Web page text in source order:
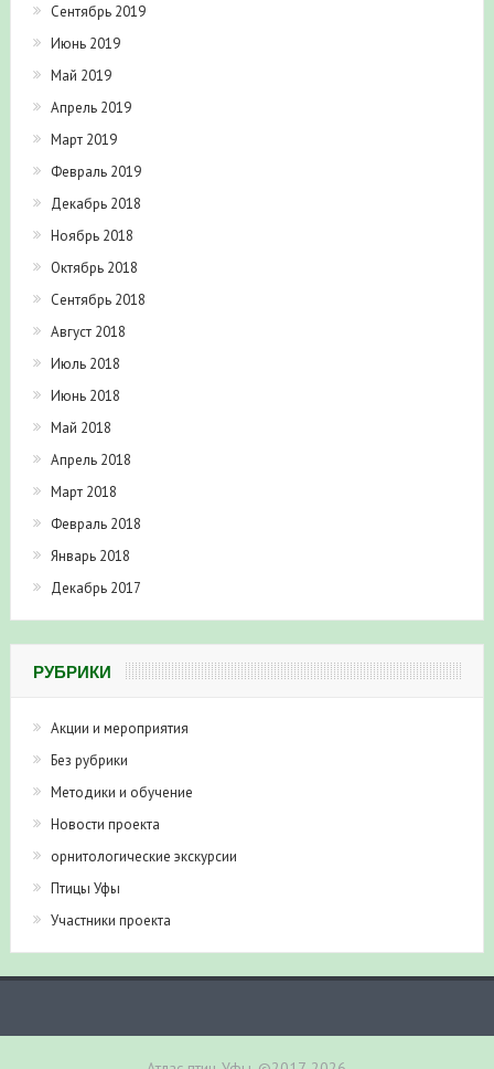
Сентябрь 2019
Июнь 2019
Май 2019
Апрель 2019
Март 2019
Февраль 2019
Декабрь 2018
Ноябрь 2018
Октябрь 2018
Сентябрь 2018
Август 2018
Июль 2018
Июнь 2018
Май 2018
Апрель 2018
Март 2018
Февраль 2018
Январь 2018
Декабрь 2017
РУБРИКИ
Акции и мероприятия
Без рубрики
Методики и обучение
Новости проекта
орнитологические экскурсии
Птицы Уфы
Участники проекта